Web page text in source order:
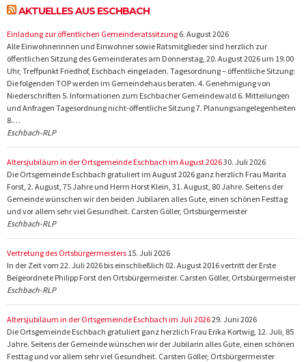
AKTUELLES AUS ESCHBACH
Einladung zur öffentlichen Gemeinderatssitzung 6. August 2026
Alle Einwohnerinnen und Einwohner sowie Ratsmitglieder sind herzlich zur
öffentlichen Sitzung des Gemeinderates am Donnerstag, 20. August 2026 um 19.00
Uhr, Treffpunkt Friedhof, Eschbach eingeladen. Tagesordnung – öffentliche Sitzung:
Die folgenden TOP werden im Gemeindehaus beraten. 4. Genehmigung von
Niederschriften 5. Informationen zum Eschbacher Gemeindewald 6. Mitteilungen
und Anfragen Tagesordnung nicht-öffentliche Sitzung 7. Planungsangelegenheiten
8.…
Eschbach-RLP
Altersjubiläum in der Ortsgemeinde Eschbach im August 202630. Juli 2026
Die Ortsgemeinde Eschbach gratuliert im August 2026 ganz herzlich Frau Marita
Forst, 2. August, 75 Jahre und Herrn Horst Klein, 31. August, 80 Jahre. Seitens der
Gemeinde wünschen wir den beiden Jubilaren alles Gute, einen schönen Festtag
und vor allem sehr viel Gesundheit. Carsten Göller, Ortsbürgermeister
Eschbach-RLP
Vertretung des Ortsbürgermeisters 15. Juli 2026
In der Zeit vom 22. Juli 2026 bis einschließlich 02. August 2016 vertritt der Erste
Beigeordnete Philipp Forst den Ortsbürgermeister. Carsten Göller, Ortsbürgermeister
Eschbach-RLP
Altersjubiläum in der Ortsgemeinde Eschbach im Juli 202629. Juni 2026
Die Ortsgemeinde Eschbach gratuliert ganz herzlich Frau Erika Kortwig, 12. Juli, 85
Jahre. Seitens der Gemeinde wünschen wir der Jubilarin alles Gute, einen schönen
Festtag und vor allem sehr viel Gesundheit. Carsten Göller, Ortsbürgermeister